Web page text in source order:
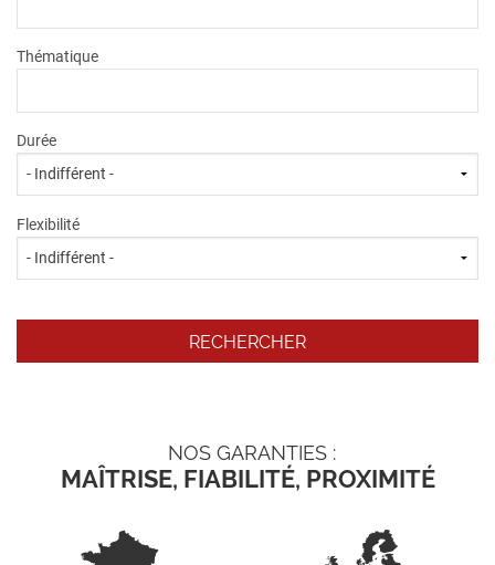
Thématique
Durée
Flexibilité
NOS GARANTIES :
MAÎTRISE, FIABILITÉ, PROXIMITÉ